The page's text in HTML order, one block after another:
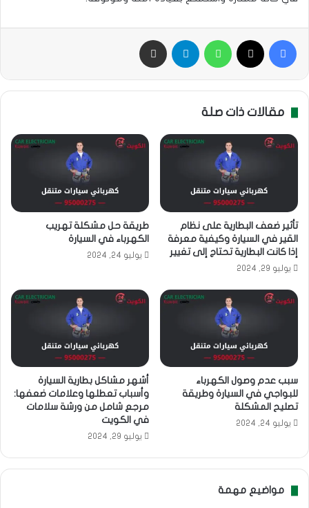
فيسبوك واتساب تيلقرام
مقالات ذات صلة
تأثير ضعف البطارية على نظام
القير في السيارة وكيفية معرفة
إذا كانت البطارية تحتاج إلى تغيير
يوليو 29, 2024
طريقة حل مشكلة تهريب
الكهرباء في السيارة
يوليو 24, 2024
سبب عدم وصول الكهرباء
للبواجي في السيارة وطريقة
تصليح المشكلة
يوليو 24, 2024
أشهر مشاكل بطارية السيارة
وأسباب تعطلها وعلامات ضعفها:
مرجع شامل من ورشة سلامات
في الكويت
يوليو 29, 2024
مواضيع مهمة